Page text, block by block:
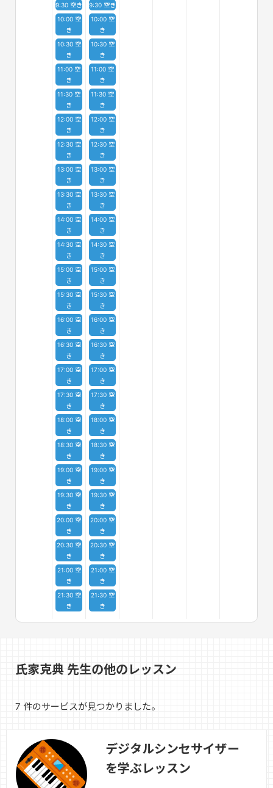
9:30 空き
10:00 空
き
10:30 空
き
11:00 空
き
11:30 空
き
12:00 空
き
12:30 空
き
13:00 空
き
13:30 空
き
14:00 空
き
14:30 空
き
15:00 空
き
15:30 空
き
16:00 空
き
16:30 空
き
17:00 空
き
17:30 空
き
18:00 空
き
18:30 空
き
19:00 空
き
19:30 空
き
20:00 空
き
20:30 空
き
21:00 空
き
21:30 空
き
9:30 空き
10:00 空
き
10:30 空
き
11:00 空
き
11:30 空
き
12:00 空
き
12:30 空
き
13:00 空
き
13:30 空
き
14:00 空
き
14:30 空
き
15:00 空
き
15:30 空
き
16:00 空
き
16:30 空
き
17:00 空
き
17:30 空
き
18:00 空
き
18:30 空
き
19:00 空
き
19:30 空
き
20:00 空
き
20:30 空
き
21:00 空
き
21:30 空
き
氏家克典 先生の他のレッスン
7 件のサービスが見つかりました。
デジタルシンセサイザー
を学ぶレッスン